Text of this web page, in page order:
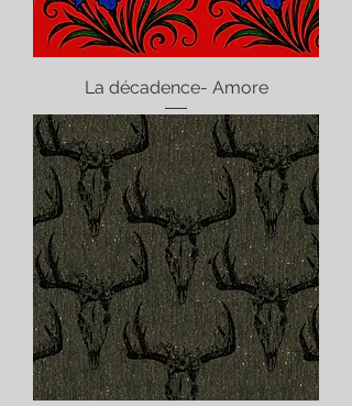
La décadence- Amore